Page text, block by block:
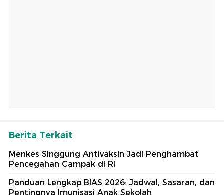
Berita Terkait
Menkes Singgung Antivaksin Jadi Penghambat
Pencegahan Campak di RI
Panduan Lengkap BIAS 2026: Jadwal, Sasaran, dan
Pentingnya Imunisasi Anak Sekolah